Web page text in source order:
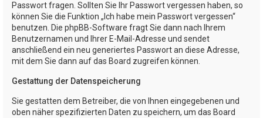
Passwort fragen. Sollten Sie Ihr Passwort vergessen haben, so
können Sie die Funktion „Ich habe mein Passwort vergessen“
benutzen. Die phpBB-Software fragt Sie dann nach Ihrem
Benutzernamen und Ihrer E-Mail-Adresse und sendet
anschließend ein neu generiertes Passwort an diese Adresse,
mit dem Sie dann auf das Board zugreifen können.
Gestattung der Datenspeicherung
Sie gestatten dem Betreiber, die von Ihnen eingegebenen und
oben näher spezifizierten Daten zu speichern, um das Board